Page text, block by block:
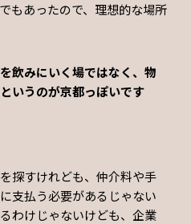
もあったので、理想的な場所
飲みにいく場ではなく、物
いうのが京都っぽいです
探すけれども、仲介料や手
支払う必要があるじゃない
わけじゃないけども、企業